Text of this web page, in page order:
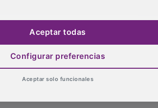
Aceptar todas
Configurar preferencias
Aceptar solo funcionales